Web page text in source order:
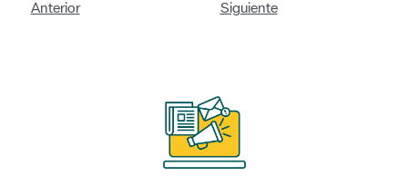
Anterior Siguiente